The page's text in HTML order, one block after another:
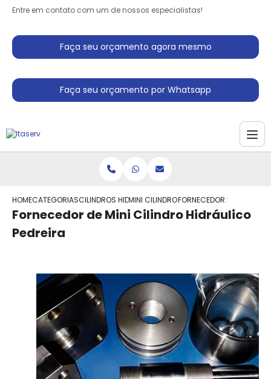
Entre em contato com um de nossos especialistas!
Faça seu orçamento agora mesmo
Faça seu orçamento por Whatsapp
HOMECATEGORIASCILINDROS HIDRAULICOMINI CILINDRO HIDRAULICO
FORNECEDOR DE MINI
Fornecedor de Mini Cilindro Hidráulico
Pedreira